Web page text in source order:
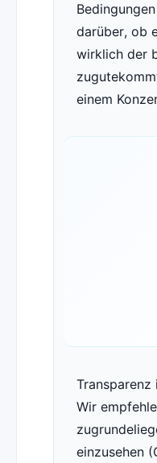
darüber, ob
wirklich der
einem
Transparenz
Wir
einzusehen